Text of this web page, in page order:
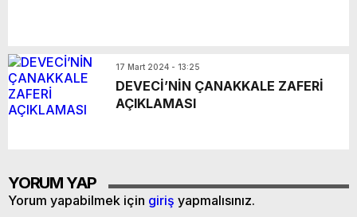
17 Mart 2024 - 13:25
DEVECİ’NİN ÇANAKKALE ZAFERİ
AÇIKLAMASI
YORUM YAP
Yorum yapabilmek için giriş yapmalısınız.